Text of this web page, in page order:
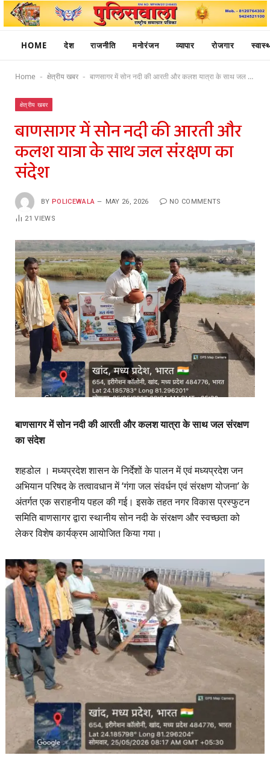
HOME देश राजनीति मनोरंजन व्यापार रोजगार
Home - क्षेत्रीय खबर - बाणसागर में सोन नदी की आरती और कलश यात्रा के साथ जल संरक्षण का संदेश
क्षेत्रीय खबर
बाणसागर में सोन नदी की आरती और
कलश यात्रा के साथ जल संरक्षण का
संदेश
BY POLICEWALA MAY 26, 2026 NO COMMENTS
21VIEWS
बाणसागर में सोन नदी की आरती और कलश यात्रा के साथ जल संरक्षण
का संदेश
शहडोल । मध्यप्रदेश शासन के निर्देशों के पालन में एवं मध्यप्रदेश जन
अभियान परिषद के तत्वावधान में ‘गंगा जल संवर्धन एवं संरक्षण योजना’ के
अंतर्गत एक सराहनीय पहल की गई। इसके तहत नगर विकास प्रस्फुटन
समिति बाणसागर द्वारा स्थानीय सोन नदी के संरक्षण और स्वच्छता को
लेकर विशेष कार्यक्रम आयोजित किया गया।